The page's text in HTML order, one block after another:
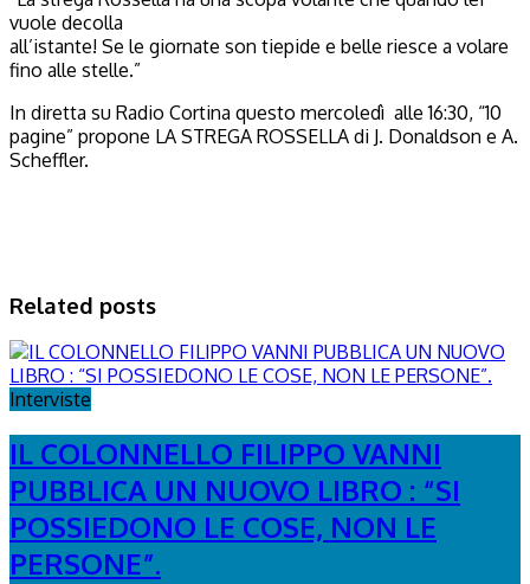
vuole decolla
all’istante! Se le giornate son tiepide e belle riesce a volare
fino alle stelle.”
In diretta su Radio Cortina questo mercoledì alle 16:30, “10
pagine” propone LA STREGA ROSSELLA di J. Donaldson e A.
Scheffler.
Related posts
Interviste
IL COLONNELLO FILIPPO VANNI
PUBBLICA UN NUOVO LIBRO : “SI
POSSIEDONO LE COSE, NON LE
PERSONE”.